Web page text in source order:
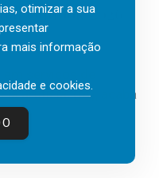
Outlook 2026
serviços de
artificial (IA), acaba
otimizar a sua
mais informação
e cookies.